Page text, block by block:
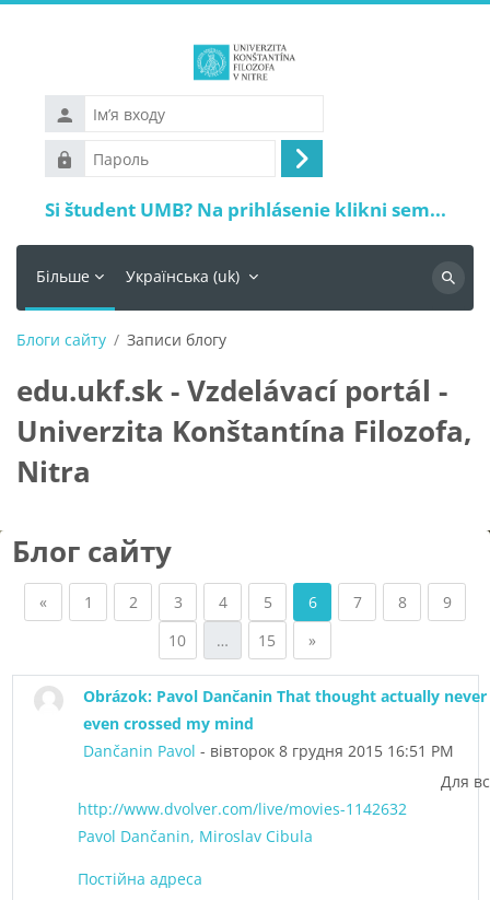
Ім’я
входу
Пароль
Увійти
Si študent UMB? Na prihlásenie klikni sem...
Більше Українська ‎(uk)‎
Пошук
Блоги сайту Записи блогу
edu.ukf.sk - Vzdelávací portál -
Univerzita Konštantína Filozofa,
Nitra
Блог сайту
« Попередня сторінка
1 Сторінка 1
2Сторінка 2
3Сторінка 3
4Сторінка 4
5Сторінка 5
6Сторінка 6
7Сторінка 7
8Сторінка 8
9
10Сторінка 10
… 15 Сторінка 15
»Наступна сторінка
Obrázok: Pavol Dančanin That thought actually never
even crossed my mind
Dančanin Pavol - вівторок 8 грудня 2015 16:51 PM
Для
http://www.dvolver.com/live/movies-1142632
Pavol Dančanin, Miroslav Cibula
Постійна адреса